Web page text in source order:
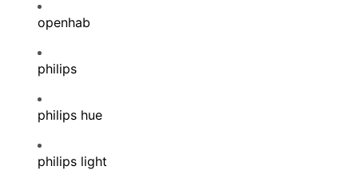
openhab
philips
philips hue
philips light